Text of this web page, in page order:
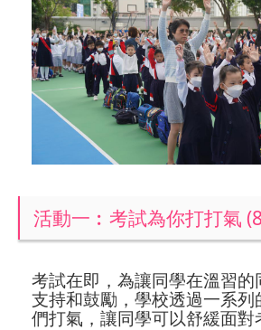
活動一︰考試為你打打氣
考試在即，為讓同學在溫習的
支持和鼓勵，學校透過一系列
們打氣，讓同學可以舒緩面對